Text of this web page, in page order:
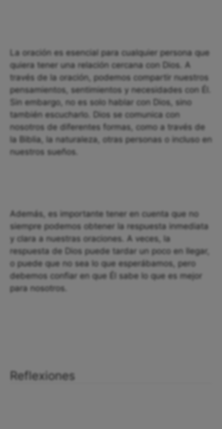
La oración es esencial para cualquier persona que
quiera tener una relación cercana con Dios. A
través de la oración, podemos compartir nuestros
pensamientos, sentimientos y necesidades con Él.
Sin embargo, no es solo hablar con Dios, sino
también escucharlo. Dios se comunica con
nosotros de diferentes formas, como a través de
la Biblia, la naturaleza, otras personas o incluso en
nuestros sueños.
Además, es importante tener en cuenta que no
siempre podemos obtener la respuesta inmediata
y clara a nuestras oraciones. A veces, la
respuesta de Dios puede tardar un poco en llegar,
o puede que no sea lo que esperábamos, pero
debemos confiar en que Él sabe lo que es mejor
para nosotros.
Reflexiones